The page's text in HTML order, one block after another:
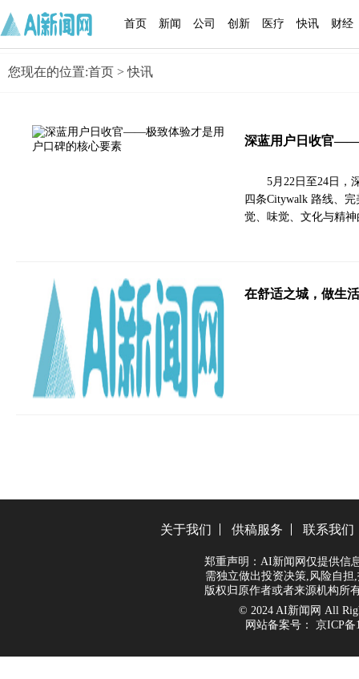
首页 新闻 公司 创新 医疗 快讯 财经
您现在的位置:首页 > 快讯
深蓝用户日收官——
5月22日至24日，
四条Citywalk 路线、
觉、味觉、文化与精
在舒适之城，做生
关于我们 供稿服务 联系我们
郑重声明：AI新闻网仅提供信
需独立做出投资决策,风险自
版权归原作者或者来源机构所
© 2024 AI新闻网 All
网站备案号：
京ICP备